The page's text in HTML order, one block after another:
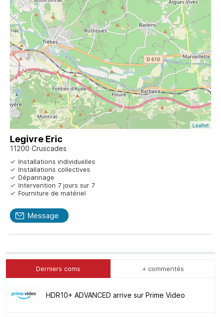
Leaflet
Legivre Eric
11200 Cruscades
Installations individuelles
Installations collectives
Dépannage
Intervention 7 jours sur 7
Fourniture de matériel
Message
Derniers coms + commentés
HDR10+ ADVANCED arrive sur Prime Video